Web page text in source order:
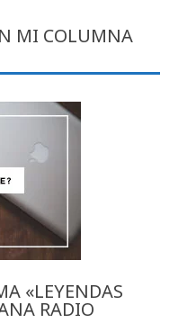
MI COLUMNA
«LEYENDAS
RADIO